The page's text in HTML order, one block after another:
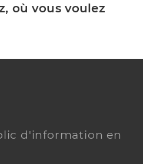
où vous voulez
d'information en